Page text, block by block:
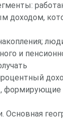
доходом,
и
Основная